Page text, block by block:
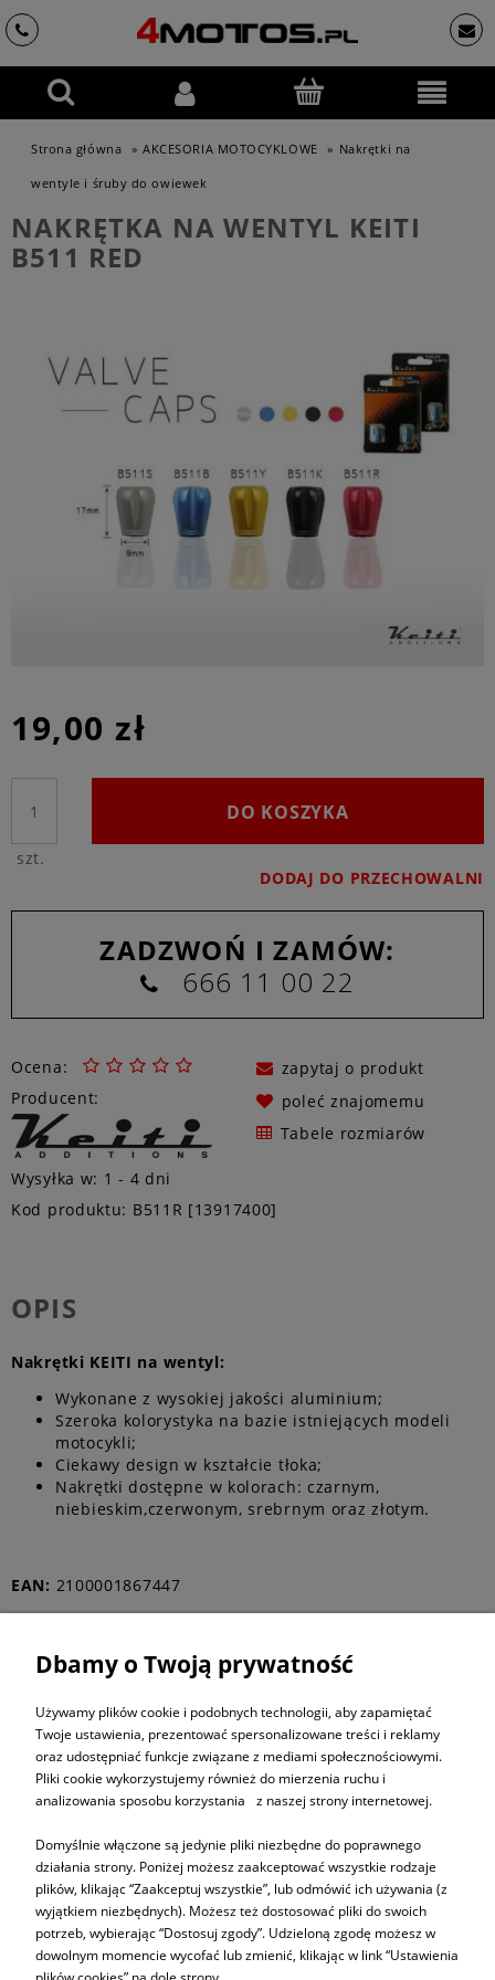
Strona główna » AKCESORIA MOTOCYKLOWE » Nakrętki na
wentyle i śruby do owiewek
NAKRĘTKA NA WENTYL KEITI
B511 RED
19,00 zł
szt.
DO KOSZYKA
DODAJ DO PRZECHOWALNI
ZADZWOŃ I ZAMÓW:
666 11 00 22
Ocena:
Producent:
Wysyłka w: 1 - 4 dni
zapytaj o produkt
poleć znajomemu
Tabele rozmiarów
Kod produktu: B511R [13917400]
OPIS
Nakrętki KEITI na wentyl:
Wykonane z wysokiej jakości aluminium;
Szeroka kolorystyka na bazie istniejących modeli
motocykli;
Ciekawy design w kształcie tłoka;
Nakrętki dostępne w kolorach: czarnym,
niebieskim,czerwonym, srebrnym oraz złotym.
EAN: 2100001867447
ZAPISZ SIĘ DO
NEWSLETTERA
Informacje
Dbamy o Twoją prywatność
Używamy plików cookie i podobnych technologii, aby zapamiętać
Twoje ustawienia, prezentować spersonalizowane treści i reklamy
oraz udostępniać funkcje związane z mediami społecznościowymi.
Pliki cookie wykorzystujemy również do mierzenia ruchu i
analizowania sposobu korzystania z naszej strony internetowej.
Domyślnie włączone są jedynie pliki niezbędne do poprawnego
działania strony. Poniżej możesz zaakceptować wszystkie rodzaje
plików, klikając “Zaakceptuj wszystkie”, lub odmówić ich używania (z
wyjątkiem niezbędnych). Możesz też dostosować pliki do swoich
potrzeb, wybierając “Dostosuj zgody”. Udzieloną zgodę możesz w
dowolnym momencie wycofać lub zmienić, klikając w link “Ustawienia